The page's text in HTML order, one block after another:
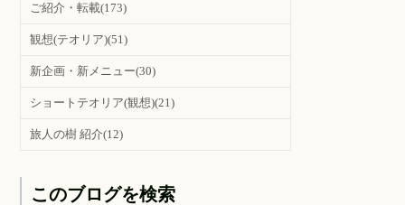
ご紹介・転載(173)
観想(テオリア)(51)
新企画・新メニュー(30)
ショートテオリア(観想)(21)
旅人の樹 紹介(12)
このブログを検索